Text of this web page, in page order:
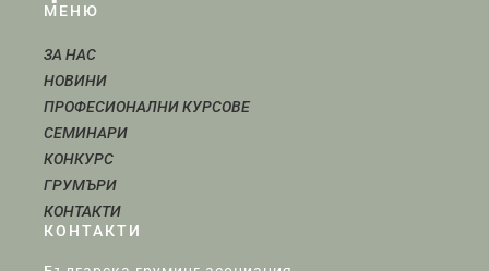
МЕНЮ
ЗА НАС
НОВИНИ
ПРОФЕСИОНАЛНИ КУРСОВЕ
СЕМИНАРИ
КОНКУРС
ГРУМЪРИ
КОНТАКТИ
КОНТАКТИ